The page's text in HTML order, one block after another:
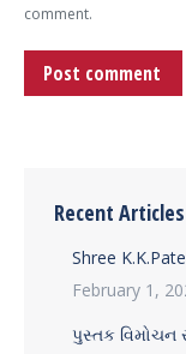
comment.
Post comment
Recent Articles
Shree
February 1,
પુસ્તક વિમોચન